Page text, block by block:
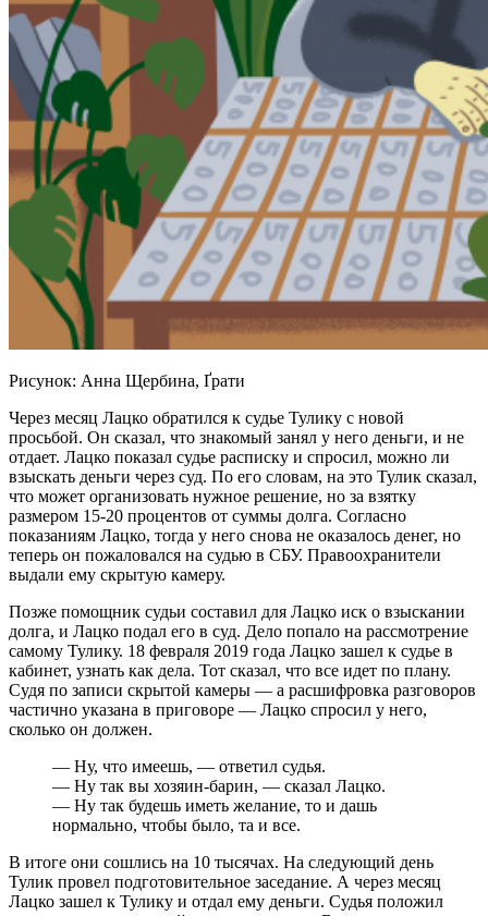
Рисунок: Анна Щербина, Ґрати
Через месяц Лацко обратился к судье Тулику с новой
просьбой. Он сказал, что знакомый занял у него деньги, и не
отдает. Лацко показал судье расписку и спросил, можно ли
взыскать деньги через суд. По его словам, на это Тулик сказал,
что может организовать нужное решение, но за взятку
размером 15-20 процентов от суммы долга. Согласно
показаниям Лацко, тогда у него снова не оказалось денег, но
теперь он пожаловался на судью в СБУ. Правоохранители
выдали ему скрытую камеру.
Позже помощник судьи составил для Лацко иск о взыскании
долга, и Лацко подал его в суд. Дело попало на рассмотрение
самому Тулику. 18 февраля 2019 года Лацко зашел к судье в
кабинет, узнать как дела. Тот сказал, что все идет по плану.
Судя по записи скрытой камеры — а расшифровка разговоров
частично указана в приговоре — Лацко спросил у него,
сколько он должен.
— Ну, что имеешь, — ответил судья.
— Ну так вы хозяин-барин, — сказал Лацко.
— Ну так будешь иметь желание, то и дашь
нормально, чтобы было, та и все.
В итоге они сошлись на 10 тысячах. На следующий день
Тулик провел подготовительное заседание. А через месяц
Лацко зашел к Тулику и отдал ему деньги. Судья положил